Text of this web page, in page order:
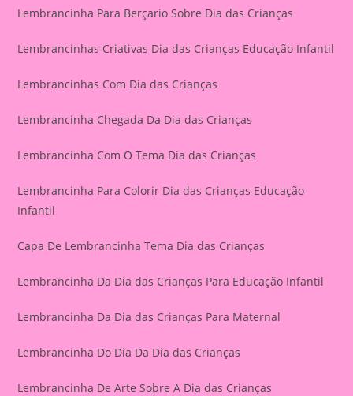
Lembrancinha Para Berçario Sobre Dia das Crianças
Lembrancinhas Criativas Dia das Crianças Educação Infantil
Lembrancinhas Com Dia das Crianças
Lembrancinha Chegada Da Dia das Crianças
Lembrancinha Com O Tema Dia das Crianças
Lembrancinha Para Colorir Dia das Crianças Educação
Infantil
Capa De Lembrancinha Tema Dia das Crianças
Lembrancinha Da Dia das Crianças Para Educação Infantil
Lembrancinha Da Dia das Crianças Para Maternal
Lembrancinha Do Dia Da Dia das Crianças
Lembrancinha De Arte Sobre A Dia das Crianças